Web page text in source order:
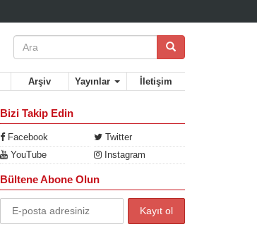
Arşiv Yayınlar İletişim
Bizi Takip Edin
Facebook
Twitter
YouTube
Instagram
Bültene Abone Olun